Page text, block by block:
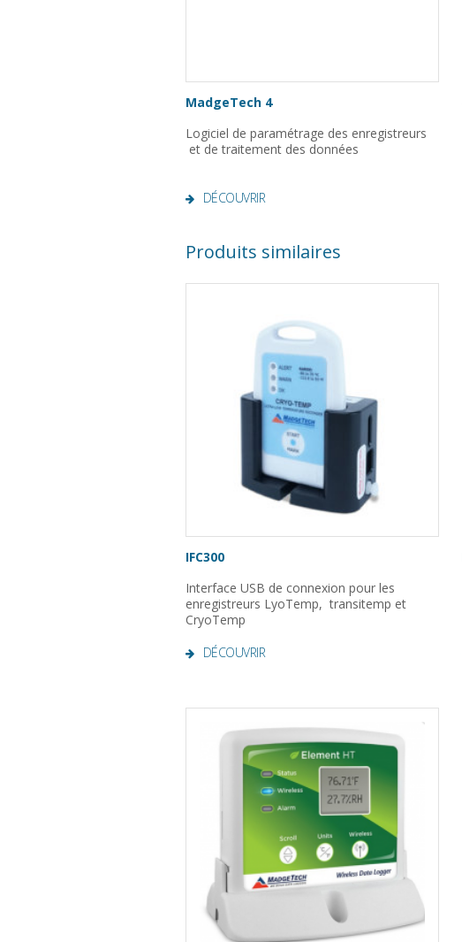
MadgeTech 4
Logiciel de paramétrage des enregistreurs
et de traitement des données
DÉCOUVRIR
Produits similaires
IFC300
Interface USB de connexion pour les
enregistreurs LyoTemp, transitemp et
CryoTemp
DÉCOUVRIR